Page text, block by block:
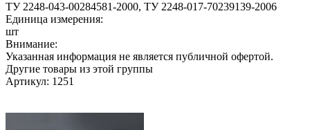
ТУ 2248-043-00284581-2000, ТУ 2248-017-70239139-2006
Единица измерения:
шт
Внимание:
Указанная информация не является публичной офертой.
Другие товары из этой группы
Артикул: 1251